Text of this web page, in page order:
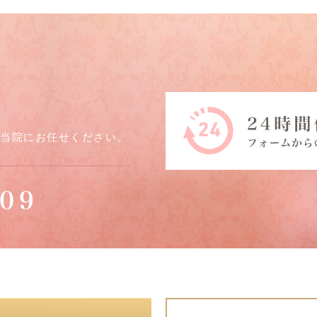
院にお任せください。